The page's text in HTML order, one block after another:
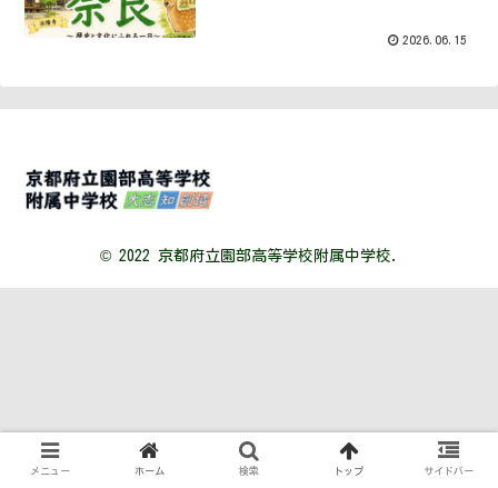
2026.06.15
© 2022 京都府立園部高等学校附属中学校.
メニュー ホーム 検索 トップ サイドバー